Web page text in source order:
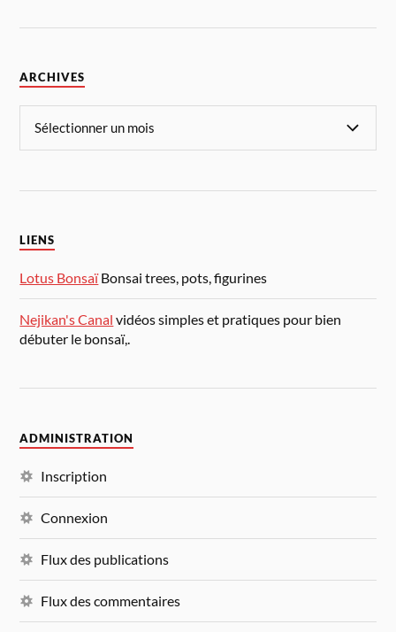
ARCHIVES
LIENS
Lotus BonsaïBonsai trees, pots, figurines
Nejikan's Canal vidéos simples et pratiques pour bien
débuter le bonsaï,.
ADMINISTRATION
Inscription
Connexion
Flux des publications
Flux des commentaires